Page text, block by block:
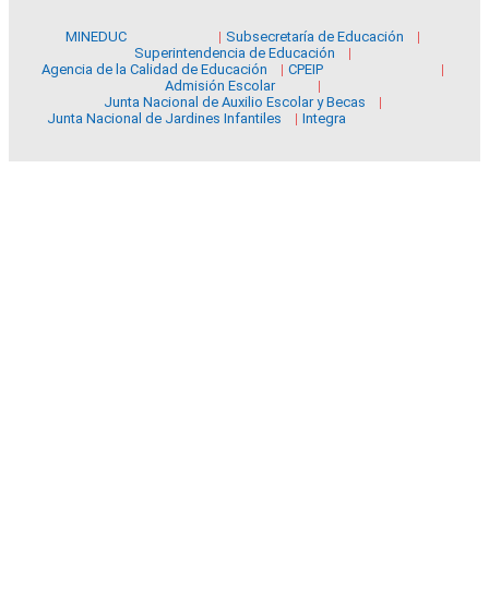
MINEDUC
Subsecretaría de Educación
Superintendencia de Educación
Agencia de la Calidad de Educación
CPEIP
Admisión Escolar
Junta Nacional de Auxilio Escolar y Becas
Junta Nacional de Jardines Infantiles
Integra